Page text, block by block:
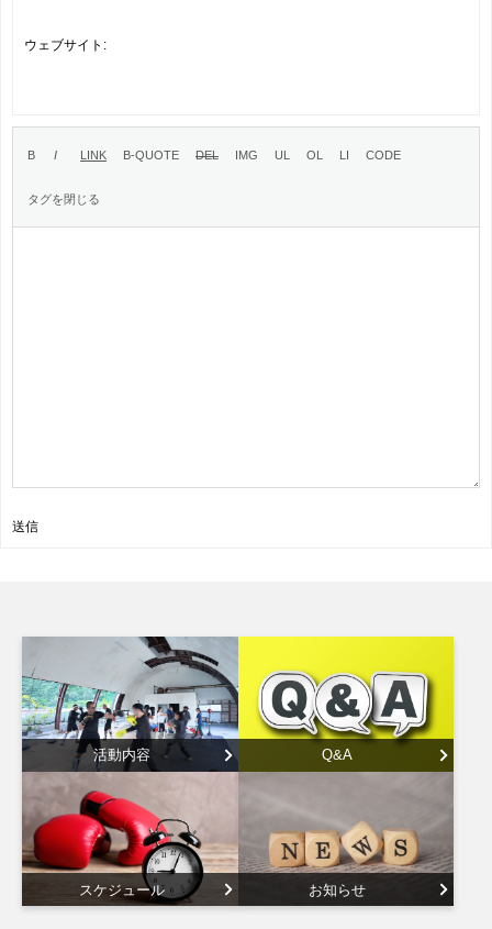
ウェブサイト:
送信
活動内容 Q&A
スケジュール お知らせ